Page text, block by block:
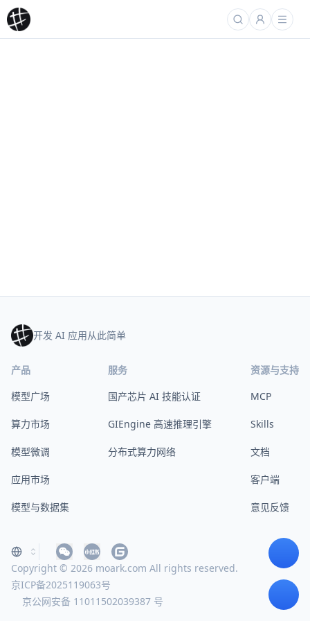
开发 AI 应用从此简单
产品
模型广场
算力市场
模型微调
应用市场
模型与数据集
服务
国产芯片 AI 技能认证
GIEngine 高速推理引擎
分布式算力网络
资源与支持
MCP
Skills
文档
客户端
意见反馈
Copyright © 2026 moark.com All rights reserved.
京ICP备2025119063号
京公网安备 11011502039387 号